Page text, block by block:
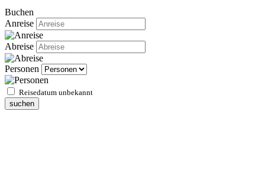
Buchen
Anreise
Abreise
Personen
Reisedatum unbekannt
suchen